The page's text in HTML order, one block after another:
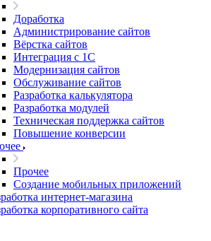
Доработка
Администрирование сайтов
Вёрстка сайтов
Интеграция с 1С
Модернизация сайтов
Обслуживание сайтов
Разработка калькулятора
Разработка модулей
Техническая поддержка сайтов
Повышение конверсии
Прочее
Создание мобильных приложений
интернет-магазина
корпоративного сайта